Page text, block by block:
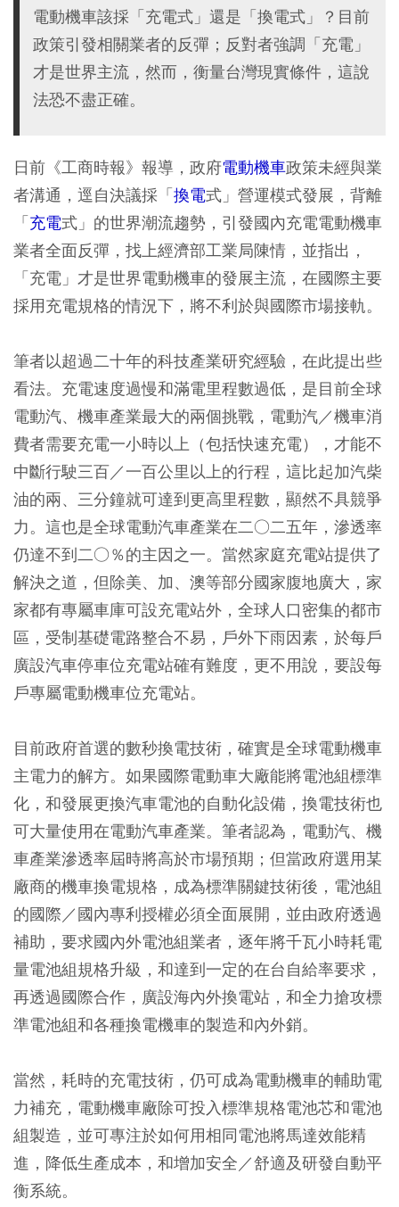
電動機車該採「充電式」還是「換電式」？目前
政策引發相關業者的反彈；反對者強調「充電」
才是世界主流，然而，衡量台灣現實條件，這說
法恐不盡正確。
日前《工商時報》報導，政府電動機車政策未經與業
者溝通，逕自決議採「換電式」營運模式發展，背離
「充電式」的世界潮流趨勢，引發國內充電電動機車
業者全面反彈，找上經濟部工業局陳情，並指出，
「充電」才是世界電動機車的發展主流，在國際主要
採用充電規格的情況下，將不利於與國際市場接軌。
筆者以超過二十年的科技產業研究經驗，在此提出些
看法。充電速度過慢和滿電里程數過低，是目前全球
電動汽、機車產業最大的兩個挑戰，電動汽／機車消
費者需要充電一小時以上（包括快速充電），才能不
中斷行駛三百／一百公里以上的行程，這比起加汽柴
油的兩、三分鐘就可達到更高里程數，顯然不具競爭
力。這也是全球電動汽車產業在二○二五年，滲透率
仍達不到二○％的主因之一。當然家庭充電站提供了
解決之道，但除美、加、澳等部分國家腹地廣大，家
家都有專屬車庫可設充電站外，全球人口密集的都市
區，受制基礎電路整合不易，戶外下雨因素，於每戶
廣設汽車停車位充電站確有難度，更不用說，要設每
戶專屬電動機車位充電站。
目前政府首選的數秒換電技術，確實是全球電動機車
主電力的解方。如果國際電動車大廠能將電池組標準
化，和發展更換汽車電池的自動化設備，換電技術也
可大量使用在電動汽車產業。筆者認為，電動汽、機
車產業滲透率屆時將高於市場預期；但當政府選用某
廠商的機車換電規格，成為標準關鍵技術後，電池組
的國際／國內專利授權必須全面展開，並由政府透過
補助，要求國內外電池組業者，逐年將千瓦小時耗電
量電池組規格升級，和達到一定的在台自給率要求，
再透過國際合作，廣設海內外換電站，和全力搶攻標
準電池組和各種換電機車的製造和內外銷。
當然，耗時的充電技術，仍可成為電動機車的輔助電
力補充，電動機車廠除可投入標準規格電池芯和電池
組製造，並可專注於如何用相同電池將馬達效能精
進，降低生產成本，和增加安全／舒適及研發自動平
衡系統。